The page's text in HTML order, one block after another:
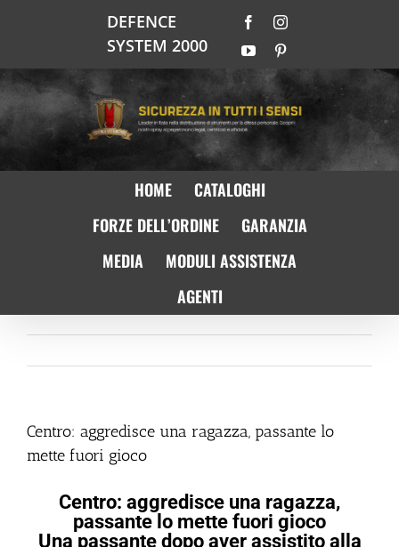
DEFENCE
SYSTEM 2000
FacebookInstagram
YouTubePinterest
HOME
CATALOGHI
FORZE DELL’ORDINE
GARANZIA
MEDIA
MODULI ASSISTENZA
AGENTI
Centro: aggredisce una ragazza, passante lo
mette fuori gioco
Centro: aggredisce una ragazza,
passante lo mette fuori gioco
Una passante dopo aver assistito alla